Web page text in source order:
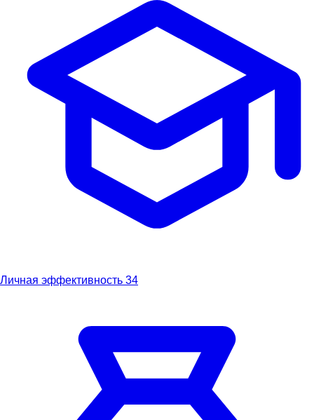
Личная эффективность 34